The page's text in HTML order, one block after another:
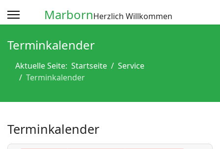
MarbornHerzlich Willkommen
Terminkalender
Aktuelle Seite: Startseite
Service
Terminkalender
Terminkalender